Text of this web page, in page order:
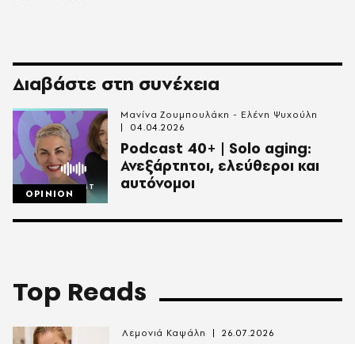
Διαβάστε στη συνέχεια
OPINION
Podcast 40+ | Solo aging:
Ανεξάρτητοι, ελεύθεροι και
αυτόνομοι
Μανίνα Ζουμπουλάκη - Ελένη Ψυχούλη
04.04.2026
Top Reads
Λεμονιά Καψάλη 26.07.2026